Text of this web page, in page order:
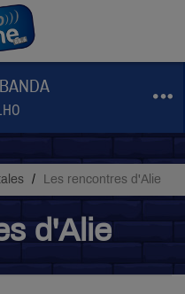
Les rencontres d'Alie
d'Alie